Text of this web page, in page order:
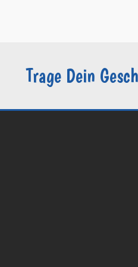
Trage Dein